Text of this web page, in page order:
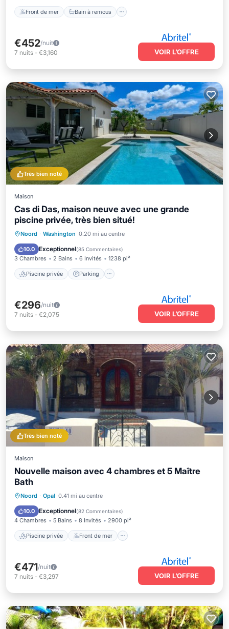
Front de mer Bain à remous
€452/nuit
7 nuits - €3,160 VOIR L’OFFRE
Très bien noté
Maison
Cas di Das, maison neuve avec une grande
piscine privée, très bien situé!
Noord · Washington 0.20 mi au centre
10.0 Exceptionnel(85 Commentaires)
3 Chambres 2 Bains 6 Invités 1238 pi²
Piscine privée Parking
Piscine privée Parking
Vue sur l’océan
€296/nuit
7 nuits - €2,075 VOIR L’OFFRE
Très bien noté
Maison
Nouvelle maison avec 4 chambres et 5 Maître
Bath
Noord · Opal 0.41 mi au centre
10.0 Exceptionnel(82 Commentaires)
4 Chambres 5 Bains 8 Invités 2900 pi²
Piscine privée Front de mer
Piscine privée
Piscine
€471/nuit
7 nuits - €3,297 VOIR L’OFFRE